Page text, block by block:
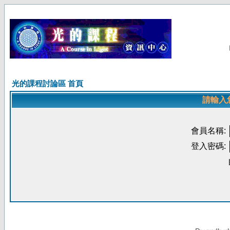
光的課程討論區 首頁
請輸入
會員名稱:
登入密碼: